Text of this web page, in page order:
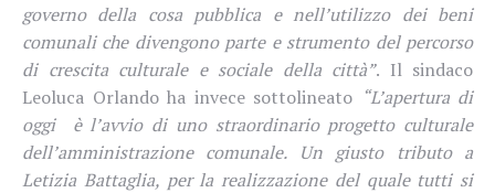
governo della cosa pubblica e nell’utilizzo dei beni
comunali che divengono parte e strumento del percorso
di crescita culturale e sociale della città”. Il sindaco
Leoluca Orlando ha invece sottolineato “L’apertura di
oggi è l’avvio di uno straordinario progetto culturale
dell’amministrazione comunale. Un giusto tributo a
Letizia Battaglia, per la realizzazione del quale tutti si